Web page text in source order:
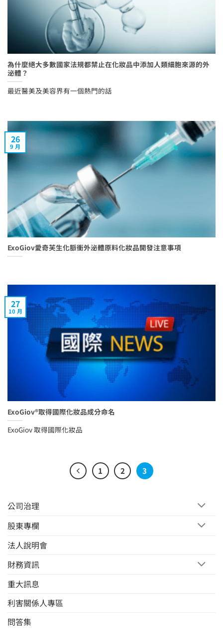
公司治理
股東專欄
法人說明會
財務資訊
重大訊息
利害關係人專區
問答集
為什麼絕大多數國家法規都禁止在化妝品中添加人類細胞來源的外
泌體？
最近醫美及美容界有一個熱門的話
ExoGiov愛奇芙生化脈衝外泌體原料化妝品開發注意事項
26
9 月
ExoGiov®取得國際化妝品成分命名
ExoGiov 取得國際化妝品
27
10 月
1 2 3